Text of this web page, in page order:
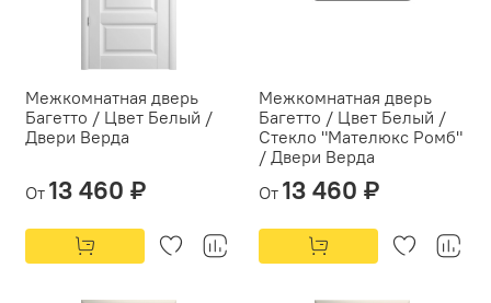
Межкомнатная дверь
Багетто / Цвет Белый /
Двери Верда
От 13 460 ₽
Межкомнатная дверь
Багетто / Цвет Белый /
Стекло "Мателюкс Ромб"
/ Двери Верда
От 13 460 ₽